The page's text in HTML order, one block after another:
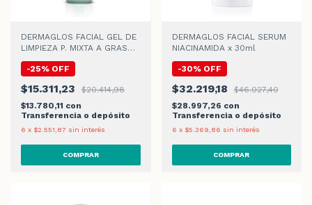
DERMAGLOS FACIAL GEL DE
LIMPIEZA P. MIXTA A GRASA
-25% OFF
$15.311,23
$20.414,98
$13.780,11 con
Transferencia o depósito
6 x $2.551,87 sin interés
DERMAGLOS FACIAL SERUM
NIACINAMIDA x 30ml
-30% OFF
$32.219,18
$46.027,40
$28.997,26 con
Transferencia o depósito
6 x $5.369,86 sin interés